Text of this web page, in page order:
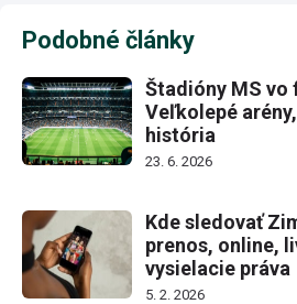
Podobné články
Štadióny MS vo
Veľkolepé
história
23. 6. 2026
Kde sledovať
prenos, online,
vysielacie práva
5. 2. 2026